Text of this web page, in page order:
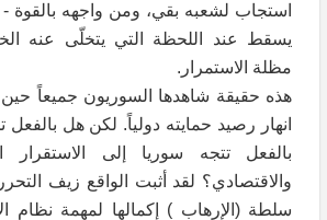
استجاب لشعبه بقي، ومن واجهه
يسقط عند اللحظة التي يتخلّى عنه
مظلة الاستمرار.
هذه حقيقة شاهدها السوريون جميعاً حين
انهار رصيد حمايته دولياً. لكن هل
بالفعل تتجه سوريا إلى الاستقرار
والاقتصادي؟ لقد أثبت الواقع زيف
سلطة (الإرهاب ) إكمالها لمهمة نظام